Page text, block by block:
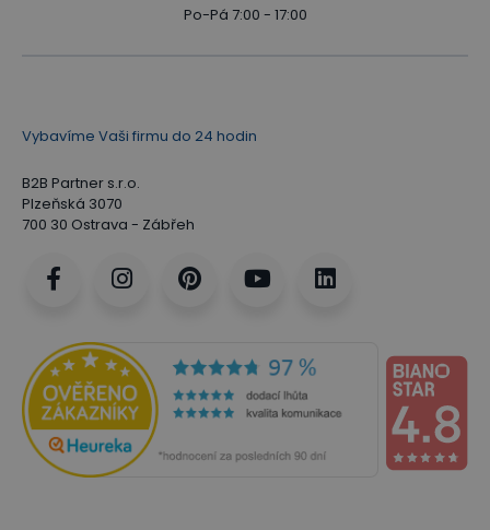
Po-Pá 7:00 - 17:00
Vybavíme Vaši firmu do 24 hodin
B2B Partner s.r.o.
Plzeňská 3070
700 30 Ostrava - Zábřeh